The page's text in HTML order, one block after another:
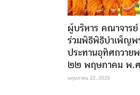
ผู้บริหาร คณาจารย์
ร่วมพิธีพิธีบำเพ็ญ
ประทานอุทิศถวาย
๒๒ พฤษภาคม พ.
พฤษภาคม 22, 2026